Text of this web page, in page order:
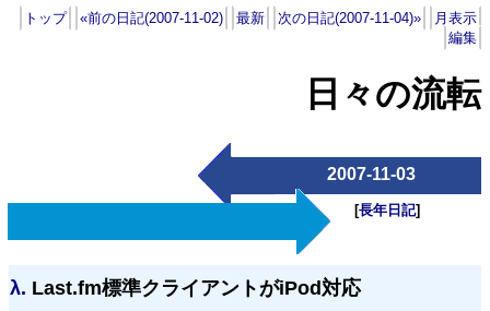
トップ «前の日記(2007-11-02) 最新 次の日記(2007-11-04)»
月表示
編集
日々の流転
2007-11-03
[長年日記]
λ. Last.fm標準クライアントがiPod対応